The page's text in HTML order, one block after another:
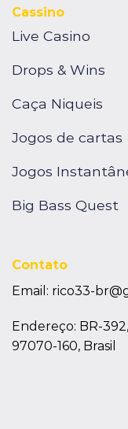
Cassino
Live Casino
Drops & Wins
Caça Niqueis
Jogos de cartas
Jogos
Big Bass Quest
Contato
Email: rico33-
Endereço: BR-
97070-160, Brasil